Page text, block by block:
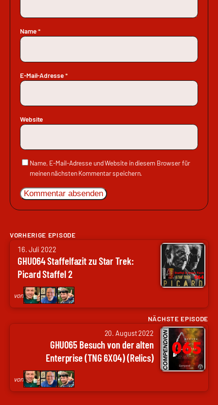
Name*
E-Mail-Adresse*
Website
Name, E-Mail-Adresse und Website in diesem Browser für
meinen nächsten Kommentar speichern.
VORHERIGE EPISODE
16. Juli 2022
GHU064 Staffelfazit zu Star Trek:
Picard Staffel 2
von
von
Arne
Ruddat
Codenaga,
Nils
Wolf
|
NÄCHSTE EPISODE
20. August 2022
GHU065 Besuch von der alten
Enterprise (TNG 6X04) (Relics)
von
von
Codenaga,
Nils